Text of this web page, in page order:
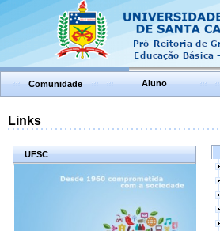
Comunidade Aluno
Links
UFSC